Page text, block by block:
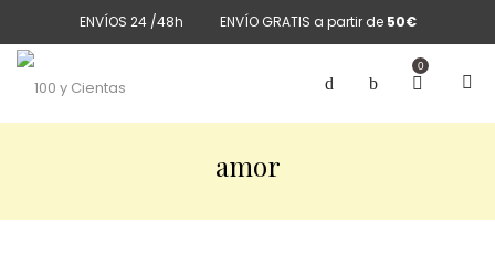
ENVÍOS 24 /48h ENVÍO GRATIS a partir de 50€
0
amor